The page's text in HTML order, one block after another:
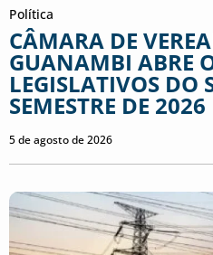
Política
CÂMARA DE
GUANAMBI ABRE
LEGISLATIVOS DO
SEMESTRE DE 2026
5 de agosto de 2026